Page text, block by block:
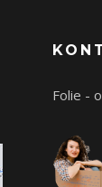
Folie -